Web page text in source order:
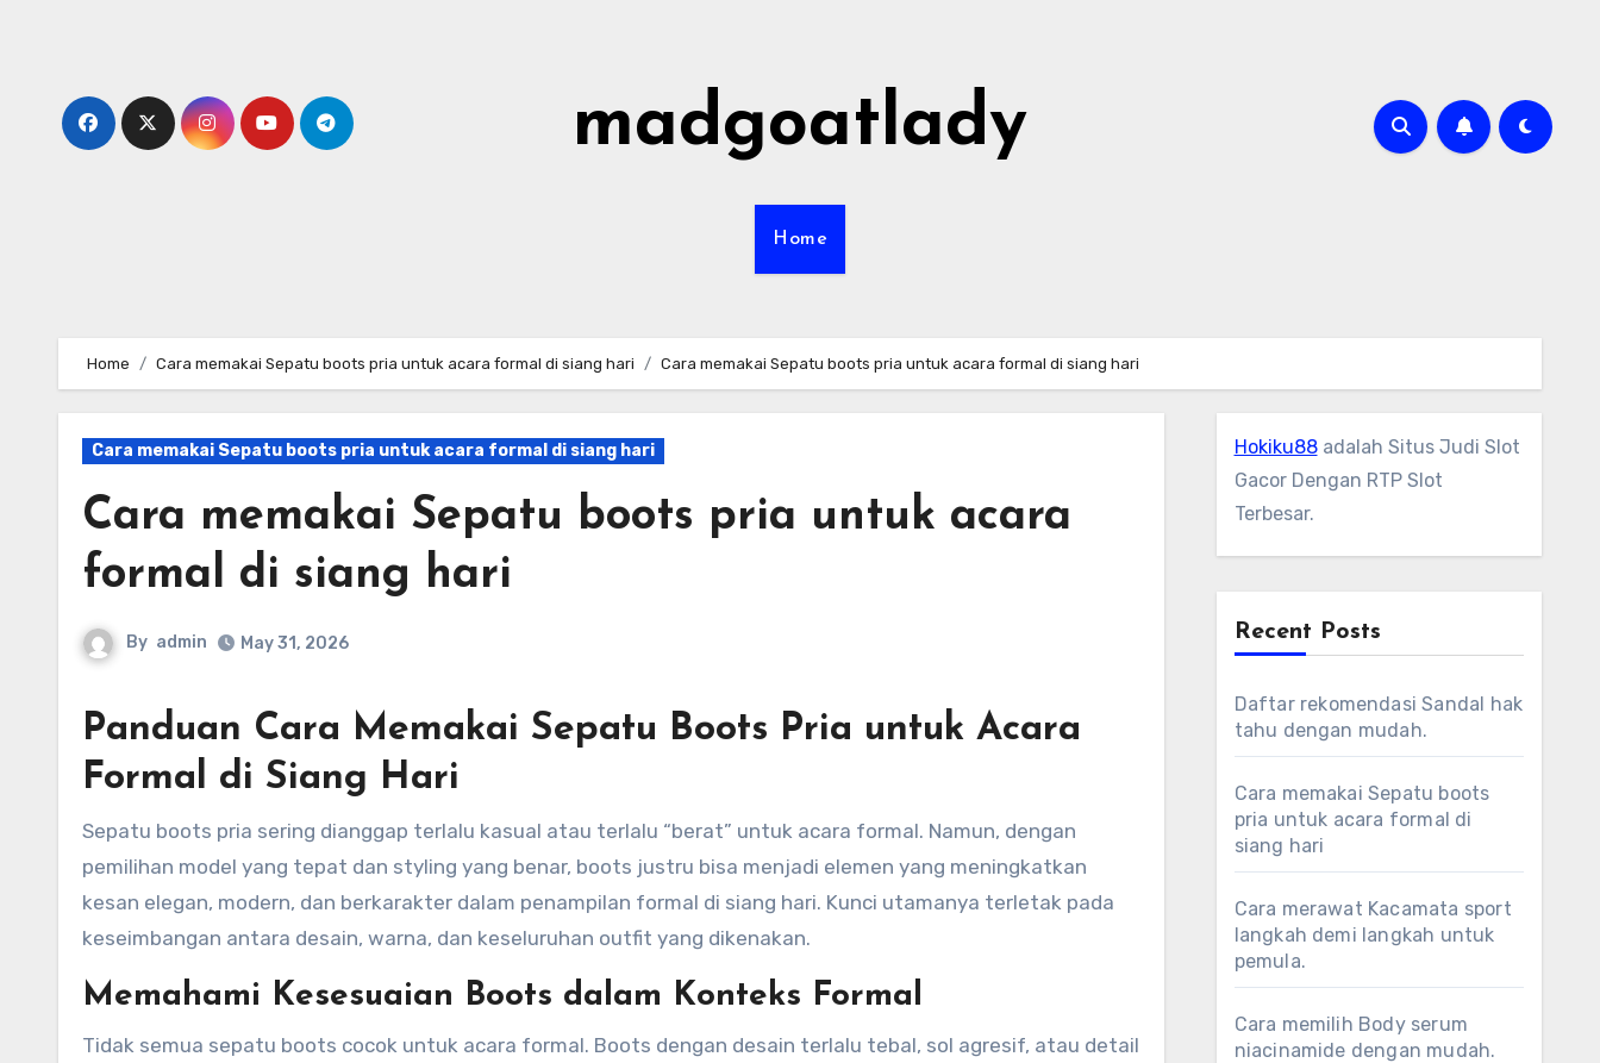
madgoatlady
Home
Home Cara memakai Sepatu boots pria untuk acara formal di siang hari Cara memakai Sepatu boots pria untuk acara formal di siang hari
Cara memakai Sepatu boots pria untuk acara formal di siang hari
Cara memakai Sepatu boots pria untuk acara
formal di siang hari
By admin May 31, 2026
Panduan Cara Memakai Sepatu Boots Pria untuk Acara
Formal di Siang Hari
Sepatu boots pria sering dianggap terlalu kasual atau terlalu “berat” untuk acara formal. Namun, dengan
pemilihan model yang tepat dan styling yang benar, boots justru bisa menjadi elemen yang meningkatkan
kesan elegan, modern, dan berkarakter dalam penampilan formal di siang hari. Kunci utamanya terletak pada
keseimbangan antara desain, warna, dan keseluruhan outfit yang dikenakan.
Memahami Kesesuaian Boots dalam Konteks Formal
Tidak semua sepatu boots cocok untuk acara formal. Boots dengan desain terlalu tebal, sol agresif, atau detail
Hokiku88adalah Situs Judi Slot
Gacor Dengan RTP Slot
Terbesar.
Recent Posts
Daftar rekomendasi Sandal hak
tahu dengan mudah.
Cara memakai Sepatu boots
pria untuk acara formal di
siang hari
Cara merawat Kacamata sport
langkah demi langkah untuk
pemula.
Cara memilih Body serum
niacinamide dengan mudah.